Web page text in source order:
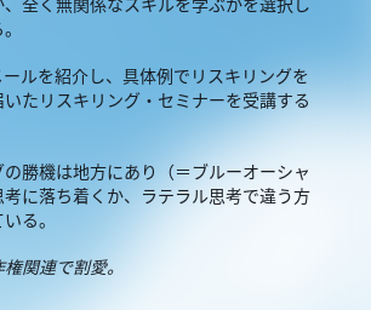
ルを紹介し、具体例でリスキリングを
たリスキリング・セミナーを受講する
勝機は地方にあり（＝ブルーオーシャ
に落ち着くか、ラテラル思考で違う方
る。
関連で割愛。